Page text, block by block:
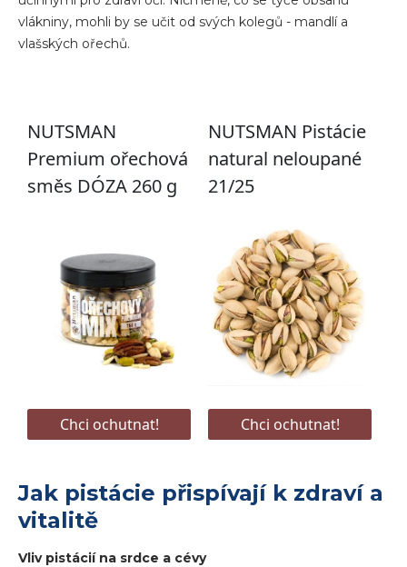
vlákniny, mohli by se učit od svých kolegů - mandlí a
vlašských ořechů.
Jak pistácie přispívají k zdraví a
vitalitě
Vliv pistácií na srdce a cévy